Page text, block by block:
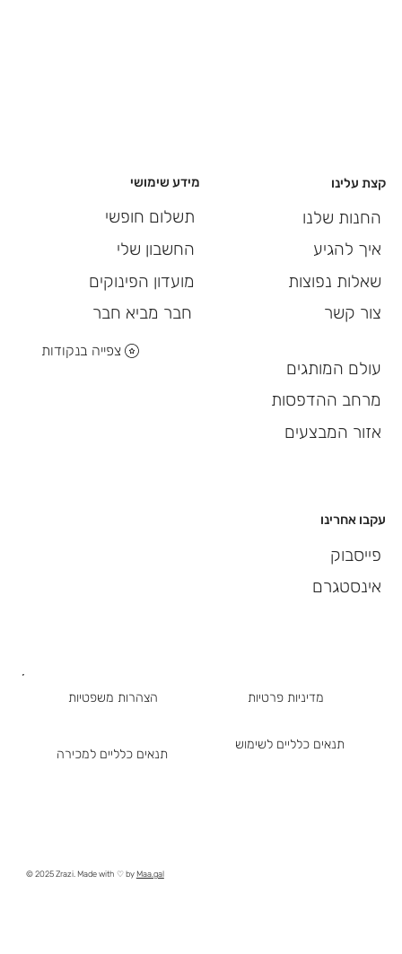
מידע שימושי
תשלום חופשי
החשבון שלי
מועדון הפינוקים
חבר מביא חבר
צפייה בנקודות
עקבו אחרינו
פייסבוק
אינסטגרם
קצת עלינו
החנות שלנו
איך להגיע
שאלות נפוצות
צור קשר
עולם המותגים
מרחב ההדפסות
אזור המבצעים
מדיניות פרטיות
תנאים כלליים למכירה
תנאים כלליים לשימוש
הצהרות משפטיות
© 2025 Zrazi. Made with ♡ byMaa.gal